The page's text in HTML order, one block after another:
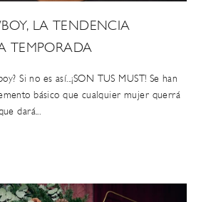
LA TENDENCIA
TEMPORADA
Si no es así...¡SON TUS MUST! Se han
básico que cualquier mujer querrá
dará...